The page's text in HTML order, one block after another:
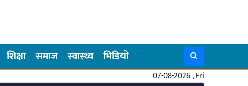
शिक्षा समाज स्वास्थ्य भिडियो
07-08-2026 , Fri